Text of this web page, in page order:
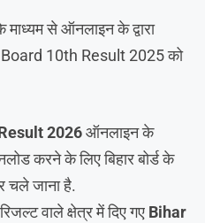
से ऑनलाइन के द्वारा
10th Result 2025 को
2026ऑनलाइन के
करने के लिए बिहार बोर्ड के
चले जाना है.
वाले क्षेत्र में दिए गए Bihar